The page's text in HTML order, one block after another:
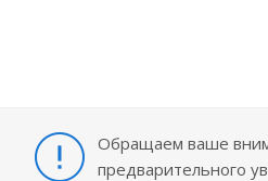
Обращаем ваше
предварительного